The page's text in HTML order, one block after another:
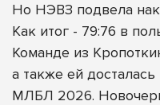
Но НЭВЗ подвела
Как итог - 79:76 в
Команде из
а также ей
МЛБЛ 2026.